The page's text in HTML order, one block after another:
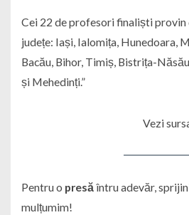
Cei 22 de profesori finaliști provin
județe: Iași, Ialomița, Hunedoara,
Bacău, Bihor, Timiș, Bistrița-
și Mehedinți.”
Vezi
Pentru o presăîntru adevăr,
mulțumim!